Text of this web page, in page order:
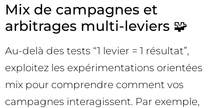
Mix de campagnes et
arbitrages multi-leviers 🧩
Au-delà des tests “1 levier = 1 résultat”,
exploitez les expérimentations orientées
mix pour comprendre comment vos
campagnes interagissent. Par exemple,